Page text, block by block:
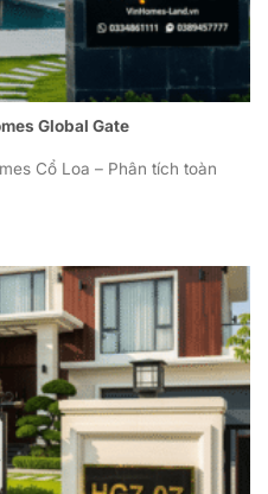
Global Gate
Cổ Loa – Phân tích toàn